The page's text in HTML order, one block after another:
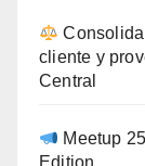
cliente y
Central
Meetup